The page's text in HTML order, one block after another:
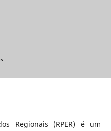
Regionais (RPER) é um